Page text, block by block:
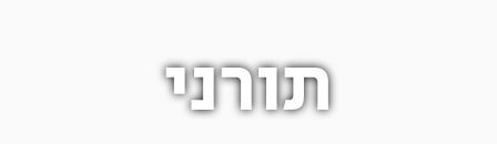
תורני